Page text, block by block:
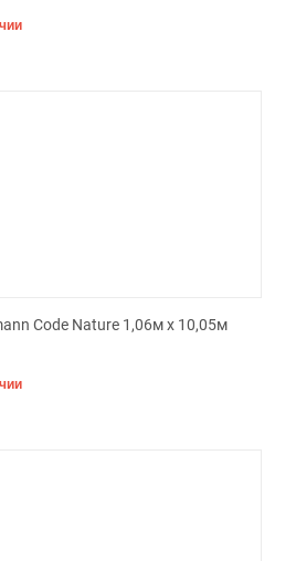
Code Nature 1,06м х 10,05м